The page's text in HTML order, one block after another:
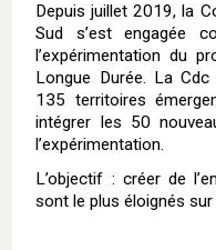
Depuis juillet 2019, la
Sud s’est engagée
l’expérimentation du
Longue Durée. La
135 territoires
intégrer les 50
l’expérimentation.
L’objectif : créer de
sont le plus éloignés